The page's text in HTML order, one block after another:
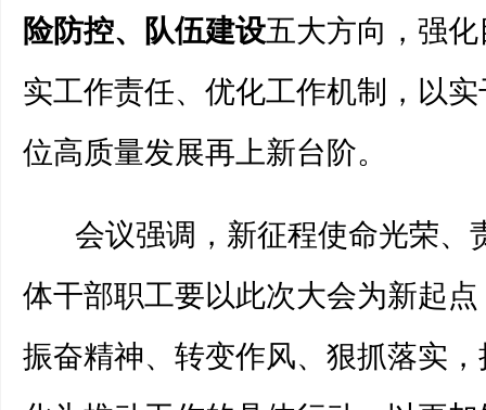
险防控、队伍建设五大方向，强
实工作责任、优化工作机制，以
位高质量发展再上新台阶。
会议强调，新征程使命光荣、
体干部职工要以此次大会为新起
振奋精神、转变作风、狠抓落实